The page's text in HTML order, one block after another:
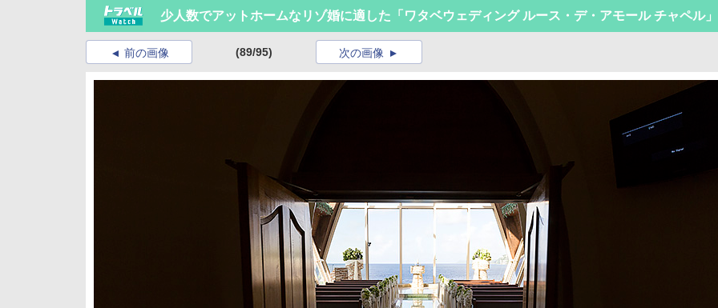
少人数でアットホームなリゾ婚に適した「ワタベウェディング ルース・デ・アモール チャペル」
前の画像 (89/95) 次の画像